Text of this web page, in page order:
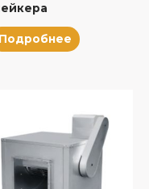
Подробнее